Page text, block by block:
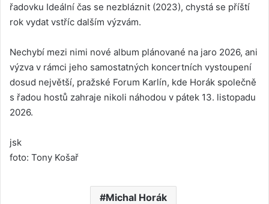
řadovku Ideální čas se nezbláznit (2023), chystá se příští
rok vydat vstříc dalším výzvám.
Nechybí mezi nimi nové album plánované na jaro 2026, ani
výzva v rámci jeho samostatných koncertních vystoupení
dosud největší, pražské Forum Karlín, kde Horák společně
s řadou hostů zahraje nikoli náhodou v pátek 13. listopadu
2026.
jsk
foto: Tony Košař
Michal Horák